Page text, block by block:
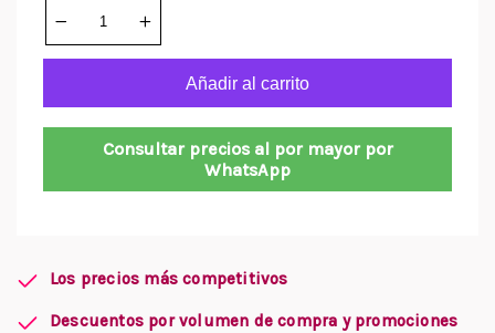
Añadir al carrito
Consultar precios al por mayor por
WhatsApp
Los precios más competitivos
Descuentos por volumen de compra y promociones